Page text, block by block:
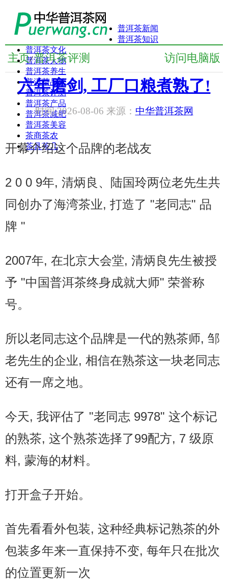
普洱茶新闻
普洱茶知识
普洱茶文化
普洱茶人物
普洱茶养生
普洱茶品牌
普洱茶评测
普洱茶产品
普洱茶减肥
普洱茶美容
茶商茶农
茶具茶几
访问电脑版
主页/ 普洱茶评测
六年磨剑, 工厂口粮煮熟了!
时间:2026-08-06 来源： 中华普洱茶网
开幕介绍这个品牌的老战友
2 0 0 9年, 清炳良、陆国玲两位老先生共
同创办了海湾茶业, 打造了 "老同志" 品
牌 "
2007年, 在北京大会堂, 清炳良先生被授
予 "中国普洱茶终身成就大师" 荣誉称
号。
所以老同志这个品牌是一代的熟茶师, 邹
老先生的企业, 相信在熟茶这一块老同志
还有一席之地。
今天, 我评估了 "老同志 9978" 这个标记
的熟茶, 这个熟茶选择了99配方, 7 级原
料, 蒙海的材料。
打开盒子开始。
首先看看外包装, 这种经典标记熟茶的外
包装多年来一直保持不变, 每年只在批次
的位置更新一次